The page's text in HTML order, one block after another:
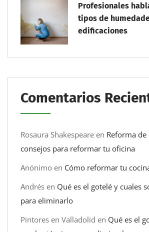
Profesionales
tipos de
edificaciones
Comentarios
Rosaura Shakespeare en Reforma de
consejos para reformar tu oficina
Anónimo en Cómo reformar tu
Andrés en Qué es el gotelé y cuales
para eliminarlo
Pintores en Valladolid en Qué es el